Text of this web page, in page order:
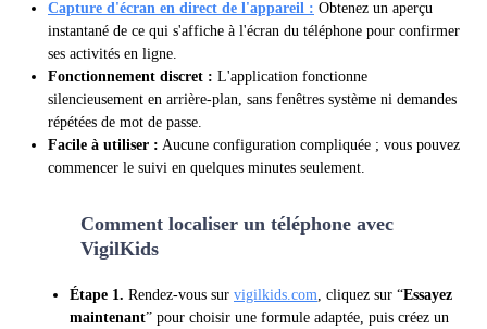
Capture d'écran en direct de l'appareil : Obtenez un aperçu
instantané de ce qui s'affiche à l'écran du téléphone pour confirmer
ses activités en ligne.
Fonctionnement discret : L'application fonctionne
silencieusement en arrière-plan, sans fenêtres système ni demandes
répétées de mot de passe.
Facile à utiliser : Aucune configuration compliquée ; vous pouvez
commencer le suivi en quelques minutes seulement.
Comment localiser un téléphone avec
VigilKids
Étape 1. Rendez-vous sur vigilkids.com , cliquez sur “Essayez
maintenant” pour choisir une formule adaptée, puis créez un